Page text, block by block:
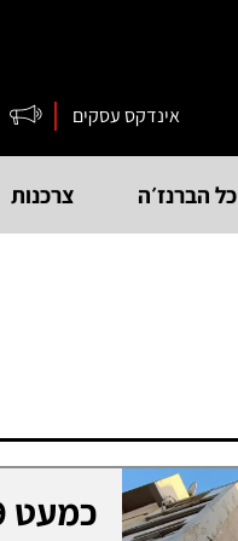
אינדקס עסקים
כל הברנז׳ה צרכנות